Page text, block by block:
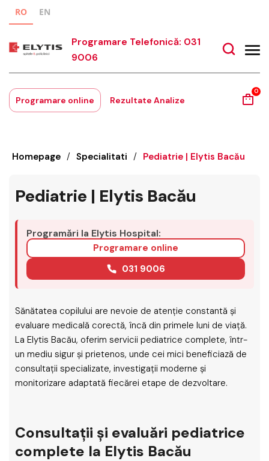
RO EN
Programare Telefonică: 031
9006
Programare online Rezultate Analize
0
Homepage / Specialitati / Pediatrie | Elytis Bacău
Pediatrie | Elytis Bacău
Programări la Elytis Hospital:
Programare online
031 9006
Sănătatea copilului are nevoie de atenție constantă și
evaluare medicală corectă, încă din primele luni de viață.
La Elytis Bacău, oferim servicii pediatrice complete, într-
un mediu sigur și prietenos, unde cei mici beneficiază de
consultații specializate, investigații moderne și
monitorizare adaptată fiecărei etape de dezvoltare.
Consultații și evaluări pediatrice
complete la Elytis Bacău